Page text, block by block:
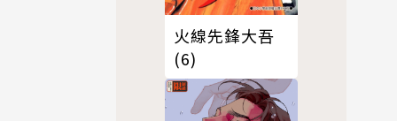
火線先鋒大吾
(6)